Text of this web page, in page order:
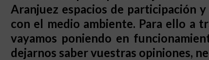
Aranjuez espacios de participación
con el medio ambiente. Para ello a
vayamos poniendo en
dejarnos saber vuestras opiniones,